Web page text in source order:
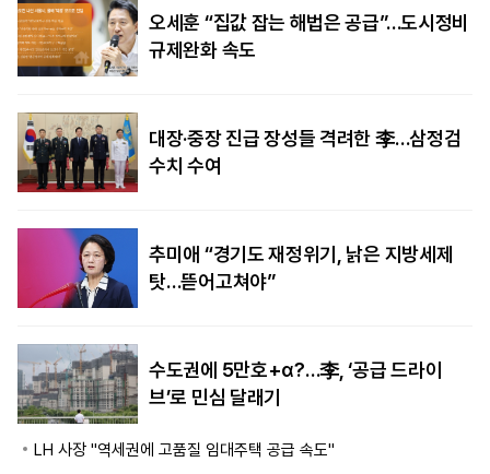
오세훈 “집값 잡는 해법은 공급”…도시정비
규제완화 속도
대장·중장 진급 장성들 격려한 李…삼정검
수치 수여
추미애 “경기도 재정위기, 낡은 지방세제
탓…뜯어고쳐야”
수도권에 5만호+α?…李, ‘공급 드라이
브’로 민심 달래기
LH 사장 "역세권에 고품질 임대주택 공급 속도"